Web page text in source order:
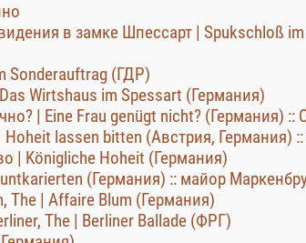
в замке Шпессарт | Spukschloß
Sonderauftrag (ГДР)
Wirtshaus im Spessart (Германия)
| Eine Frau genügt nicht? (Германия) ::
lassen bitten (Австрия, Германия)
| Königliche Hoheit (Германия)
(Германия) :: майор
| Affaire Blum (Германия)
The | Berliner Ballade (ФРГ)